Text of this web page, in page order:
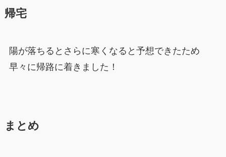
帰宅
陽が落ちるとさらに寒くなると予想できたため
早々に帰路に着きました！
まとめ